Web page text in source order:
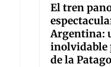
El tren
Argentina:
inolvidable
de la